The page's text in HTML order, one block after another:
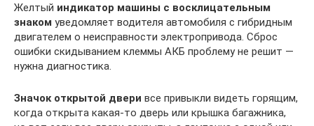
Желтый индикатор машины с восклицательным
знаком уведомляет водителя автомобиля с гибридным
двигателем о неисправности электропривода. Сброс
ошибки скидыванием клеммы АКБ проблему не решит —
нужна диагностика.
Значок открытой двери все привыкли видеть горящим,
когда открыта какая-то дверь или крышка багажника,